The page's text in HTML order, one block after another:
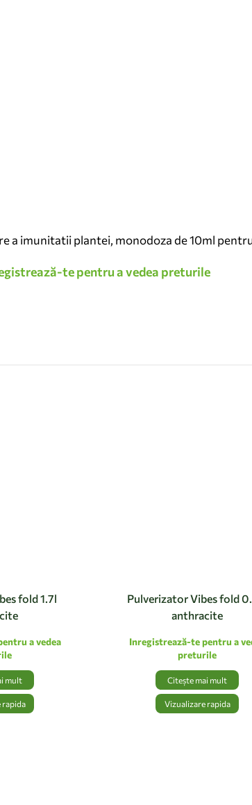
a imunitatii plantei, monodoza de 10ml
te pentru a vedea preturile
fold 1.7l
a vedea
mult
rapida
Pulverizator Vibes fold
anthracite
Inregistrează-te pentru a
preturile
Citește mai mult
Vizualizare rapida